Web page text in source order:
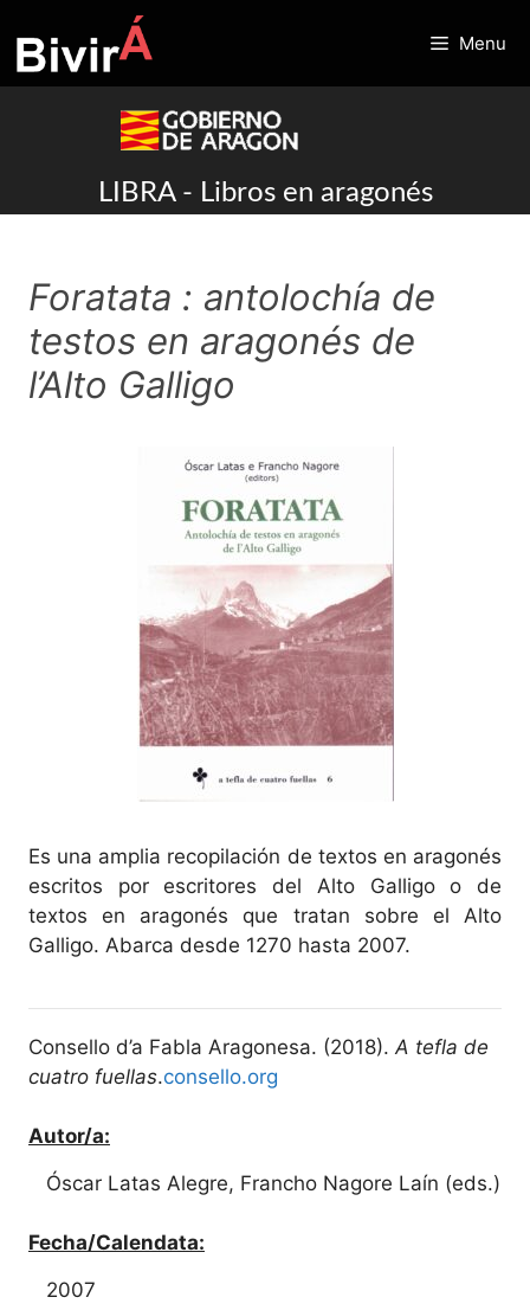
to
content
Menu
LIBRA - Libros en aragonés
Foratata : antolochía de
testos en aragonés de
l’Alto Galligo
Es una amplia recopilación de textos en aragonés
escritos por escritores del Alto Galligo o de
textos en aragonés que tratan sobre el Alto
Galligo. Abarca desde 1270 hasta 2007.
Consello d’a Fabla Aragonesa. (2018). A tefla de
cuatro fuellas.consello.org
Autor/a:
Óscar Latas Alegre, Francho Nagore Laín (eds.)
Fecha/Calendata:
2007